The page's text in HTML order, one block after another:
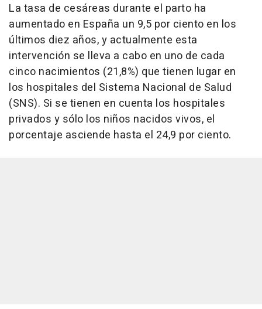
La tasa de cesáreas durante el parto ha
aumentado en España un 9,5 por ciento en los
últimos diez años, y actualmente esta
intervención se lleva a cabo en uno de cada
cinco nacimientos (21,8%) que tienen lugar en
los hospitales del Sistema Nacional de Salud
(SNS). Si se tienen en cuenta los hospitales
privados y sólo los niños nacidos vivos, el
porcentaje asciende hasta el 24,9 por ciento.